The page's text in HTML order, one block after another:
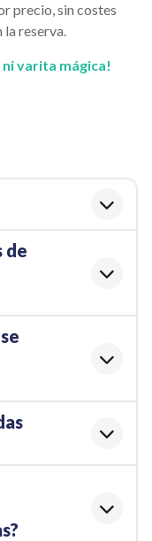
precio, sin costes
la reserva.
ni varita mágica!
de